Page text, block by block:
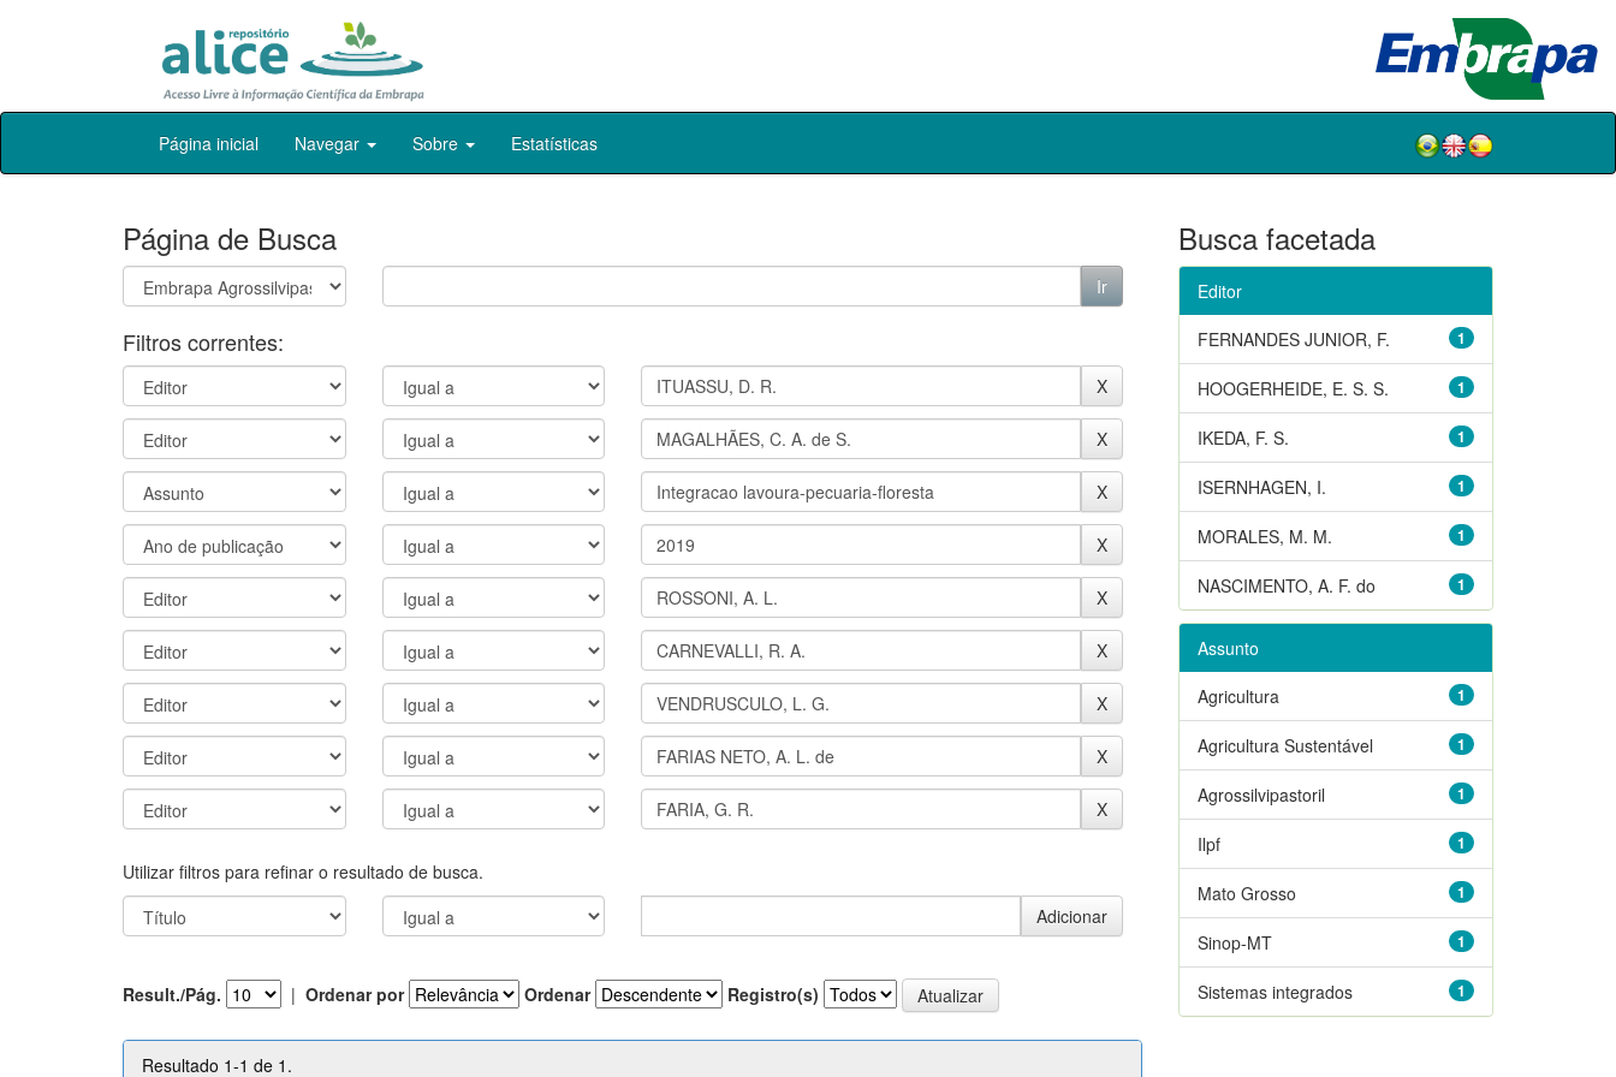
Skip
Página inicial Navegar Sobre Estatísticas
Página de Busca
Filtros correntes:
Utilizar filtros para refinar o resultado de busca.
Result./Pág. | Ordenar por Ordenar Registro(s)
Resultado 1-1 de 1.
Busca facetada
Editor
1
FERNANDES JUNIOR, F.
1
HOOGERHEIDE, E. S. S.
1
IKEDA, F. S.
1
ISERNHAGEN, I.
1
MORALES, M. M.
1
NASCIMENTO, A. F. do
Assunto
1
Agricultura
1
Agricultura Sustentável
1
Agrossilvipastoril
1
Ilpf
1
Mato Grosso
1
Sinop-MT
1
Sistemas integrados